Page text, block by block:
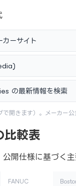
ーサイト
の最新情報を検索
開きます）。メーカー公
比較表
公開仕様に基づく
FANUC